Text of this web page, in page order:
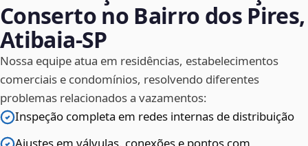
Conserto no Bairro dos Pires,
Atibaia‑SP
Nossa equipe atua em residências, estabelecimentos
comerciais e condomínios, resolvendo diferentes
problemas relacionados a vazamentos:
Inspeção completa em redes internas de distribuição